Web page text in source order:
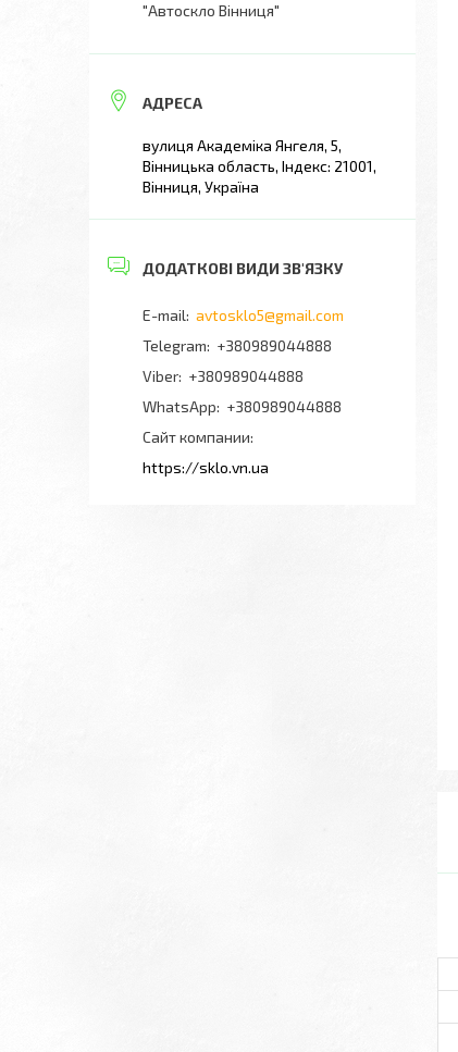
"Автоскло Вінниця"
вулиця Академіка Янгеля, 5,
Вінницька область, Індекс: 21001,
Вінниця, Україна
avtosklo5@gmail.com
+380989044888
+380989044888
+380989044888
Сайт компании
https://sklo.vn.ua